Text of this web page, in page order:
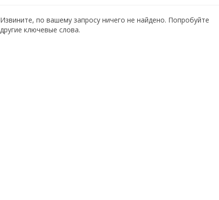
Извините, по вашему запросу ничего не найдено. Попробуйте
другие ключевые слова.